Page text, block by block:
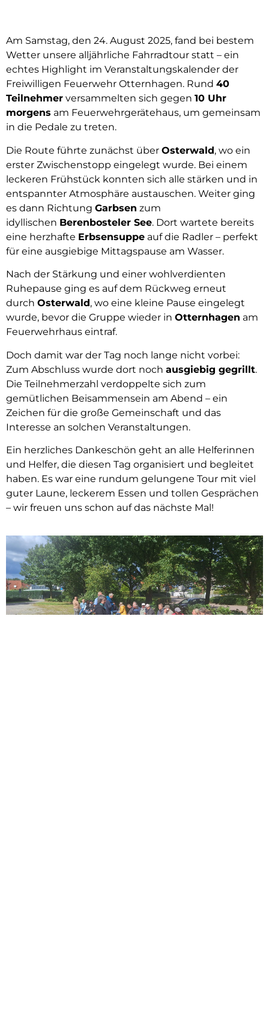
Am Samstag, den 24. August 2025, fand bei bestem
Wetter unsere alljährliche Fahrradtour statt – ein
echtes Highlight im Veranstaltungskalender der
Freiwilligen Feuerwehr Otternhagen. Rund 40
Teilnehmer versammelten sich gegen 10 Uhr
morgens am Feuerwehrgerätehaus, um gemeinsam
in die Pedale zu treten.
Die Route führte zunächst über Osterwald, wo ein
erster Zwischenstopp eingelegt wurde. Bei einem
leckeren Frühstück konnten sich alle stärken und in
entspannter Atmosphäre austauschen. Weiter ging
es dann Richtung Garbsen zum
idyllischen Berenbosteler See. Dort wartete bereits
eine herzhafte Erbsensuppe auf die Radler – perfekt
für eine ausgiebige Mittagspause am Wasser.
Nach der Stärkung und einer wohlverdienten
Ruhepause ging es auf dem Rückweg erneut
durch Osterwald, wo eine kleine Pause eingelegt
wurde, bevor die Gruppe wieder in Otternhagen am
Feuerwehrhaus eintraf.
Doch damit war der Tag noch lange nicht vorbei:
Zum Abschluss wurde dort noch ausgiebig gegrillt.
Die Teilnehmerzahl verdoppelte sich zum
gemütlichen Beisammensein am Abend – ein
Zeichen für die große Gemeinschaft und das
Interesse an solchen Veranstaltungen.
Ein herzliches Dankeschön geht an alle Helferinnen
und Helfer, die diesen Tag organisiert und begleitet
haben. Es war eine rundum gelungene Tour mit viel
guter Laune, leckerem Essen und tollen Gesprächen
– wir freuen uns schon auf das nächste Mal!